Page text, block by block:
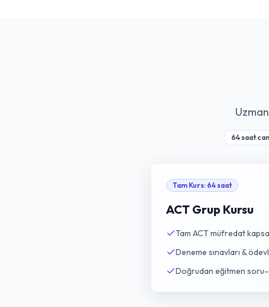
64 saat
Tam Kurs: 64 saat
ACT Grup Kursu
Tam ACT müfredat
Deneme sınavları &
Doğrudan eğitmen